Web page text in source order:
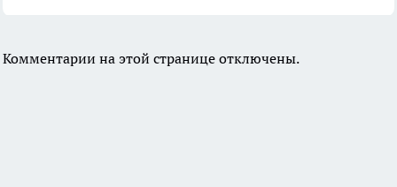
Комментарии на этой странице отключены.